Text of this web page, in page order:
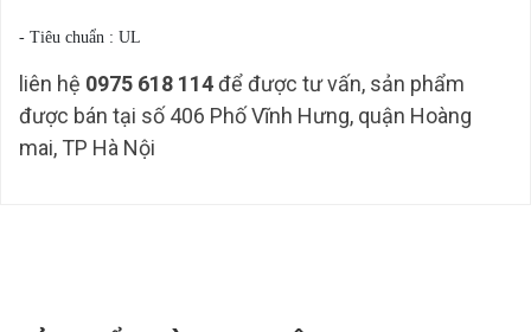
- Tiêu chuẩn : UL
liên hệ 0975 618 114để được tư vấn, sản phẩm
được bán tại số 406 Phố Vĩnh Hưng, quận Hoàng
mai, TP Hà Nội